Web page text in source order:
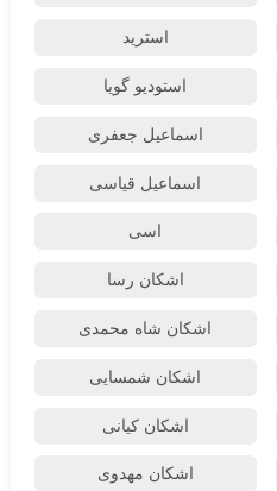
استرید
استودیو گویا
اسماعیل جعفری
اسماعیل قیاسی
اسی
اشکان رسا
اشکان شاه محمدی
اشکان شمسایی
اشکان کیانی
اشکان مهدوی